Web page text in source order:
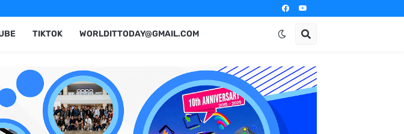
TIKTOK WORLDITTODAY@GMAIL.COM